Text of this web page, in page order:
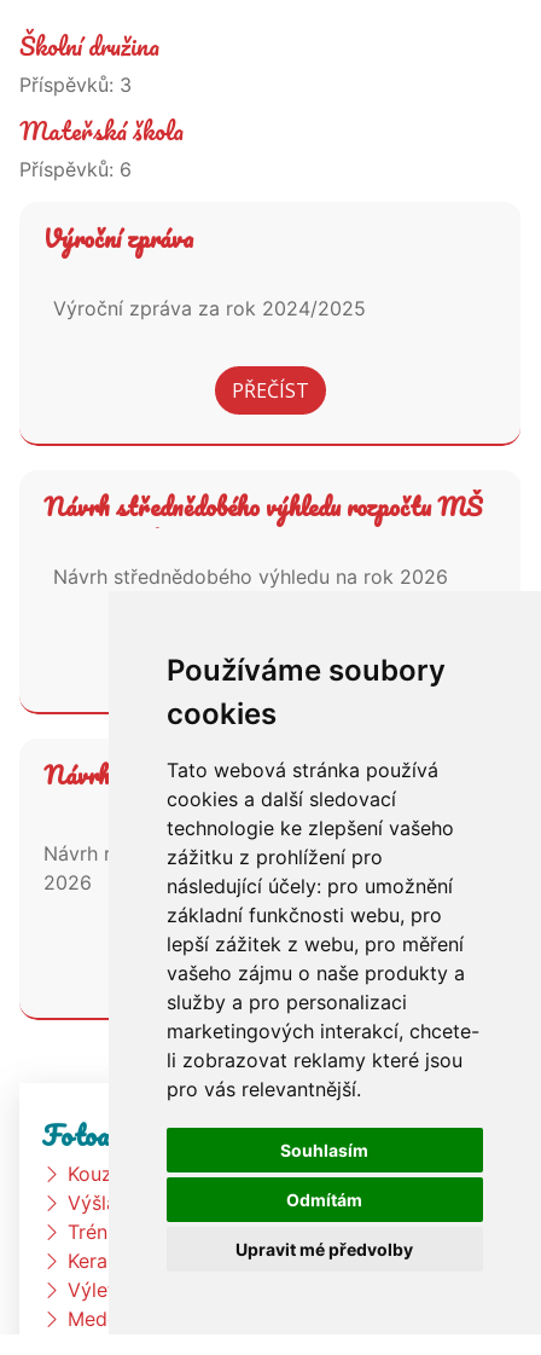
Používáme soubory
cookies
Tato webová stránka používá
cookies a další sledovací
technologie ke zlepšení vašeho
zážitku z prohlížení pro
následující účely: pro umožnění
základní funkčnosti webu, pro
lepší zážitek z webu, pro měření
vašeho zájmu o naše produkty a
služby a pro personalizaci
marketingových interakcí, chcete-
li zobrazovat reklamy které jsou
pro vás relevantnější.
Souhlasím
Odmítám
Upravit mé předvolby
Školní družina
Příspěvků: 3
Mateřská škola
Příspěvků: 6
Výroční zpráva
Výroční zpráva za rok 2024/2025
PŘEČÍST
Návrh střednědobého výhledu rozpočtu MŠ
Rozseč nad Kunštátem
Návrh střednědobého výhledu na rok 2026
PŘEČÍST
Návrh rozpočtu neinvestičních výdajů na rok
2026 MŠ Rozseč nad Kunštátem
Návrh rozpočtu neinvestičních výdajů na rok
2026
PŘEČÍST
Fotoalbum
Kouzelník
Výšlap k rybníku
Trénink na zahradě
Keramická dílna
Výlet Bongo
Medové snídaně